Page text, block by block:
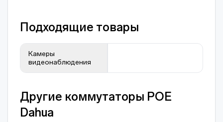
Подходящие товары
Камеры
видеонаблюдения
Другие коммутаторы POE
Dahua